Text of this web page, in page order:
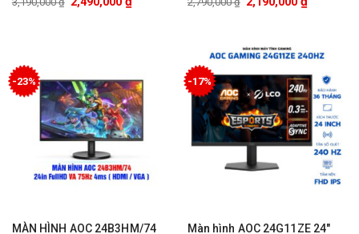
-23%
MÀN HÌNH AOC 24B3HM/74
-17%
Màn hình AOC 24G11ZE 24″